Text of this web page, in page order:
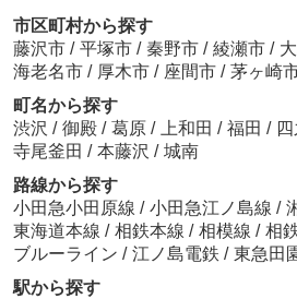
市区町村から探す
藤沢市 / 平塚市 / 秦野市 / 綾瀬市 /
海老名市 / 厚木市 / 座間市 / 茅ヶ崎
町名から探す
渋沢 / 御殿 / 葛原 / 上和田 / 福田 /
寺尾釜田 / 本藤沢 / 城南
路線から探す
小田急小田原線 / 小田急江ノ島線 /
東海道本線 / 相鉄本線 / 相模線 / 相
ブルーライン / 江ノ島電鉄 / 東急田
駅から探す